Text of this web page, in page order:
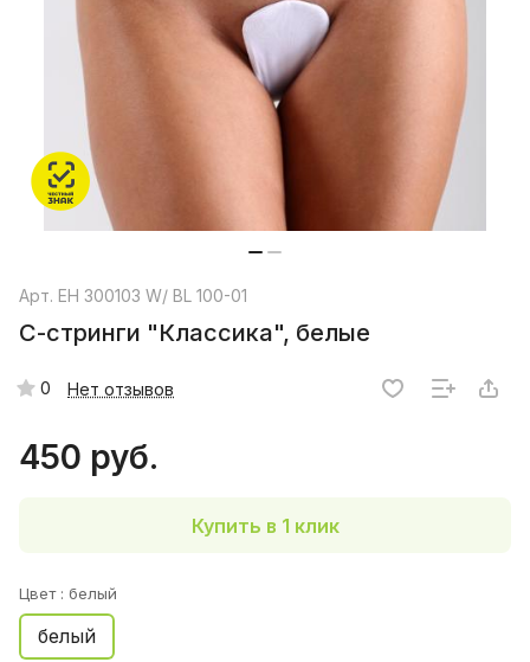
Арт. EH 300103 W/ BL 100-01
С-стринги "Классика", белые
0 Нет отзывов
450 руб.
Купить в 1 клик
Цвет : белый
белый